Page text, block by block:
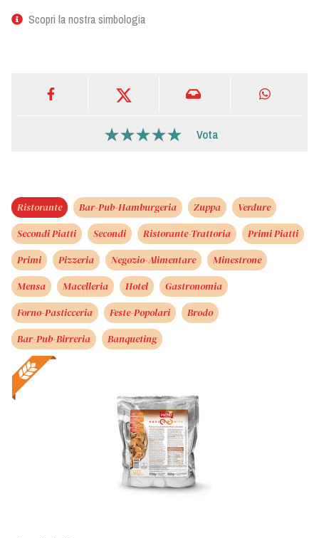
Scopri la nostra simbologia
Vota
Ristorante Bar-Pub-Hamburgeria Zuppa
Verdure
Secondi Piatti
Secondi Ristorante-Trattoria
Primi Piatti
Primi
Pizzeria Negozio-Alimentare
Minestrone
Mensa
Macelleria Hotel
Gastronomia
Forno-Pasticceria
Feste-Popolari
Brodo
Bar-Pub-Birreria
Banqueting